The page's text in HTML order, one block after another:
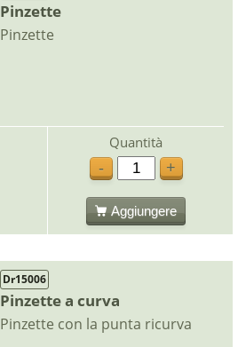
Pinzette
Pinzette
Quantità
-
+
Aggiungere
Dr15006
Pinzette a curva
Pinzette con la punta ricurva